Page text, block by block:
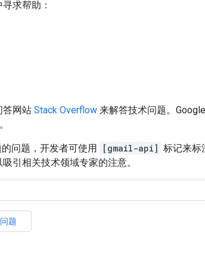
求帮助：
答网站 Stack Overflow 来解答技术问题。
问题，开发者可使用 [gmail-api] 标记来标
引相关技术领域专家的注意。
题